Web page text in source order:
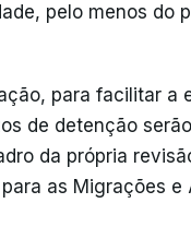
pelo menos do
para facilitar a
de detenção
da própria
as Migrações e